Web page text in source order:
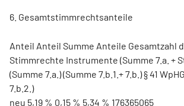
6. Gesamtstimmrechtsanteile
Anteil Anteil Summe Anteile Gesamtzahl
Stimmrechte Instrumente (Summe 7.a. +
(Summe 7.a.) (Summe 7.b.1.+ 7.b.) § 41 WpHG
7.b.2.)
neu 5,19 % 0,15 % 5,34 % 176365065